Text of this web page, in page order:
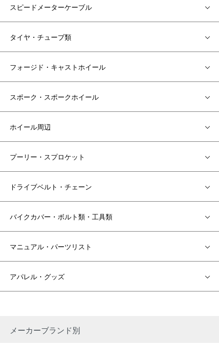
スピードメーターケーブル
タイヤ・チューブ類
フォージド・キャストホイール
スポーク・スポークホイール
ホイール周辺
プーリー・スプロケット
ドライブベルト・チェーン
バイクカバー・ボルト類・工具類
マニュアル・パーツリスト
アパレル・グッズ
メーカーブランド別